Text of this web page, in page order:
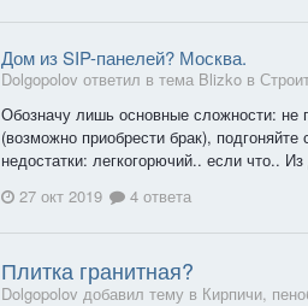
Дом из SIP-панелей? Москва.
Dolgopolov ответил в тема Blizko в
Обозначу лишь основные сложности: не
(возможно приобрести брак),
недостатки: легкогорючий.. если что..
27 окт 2019
4 ответа
Плитка гранитная?
Dolgopolov добавил тему в Кирпичи,